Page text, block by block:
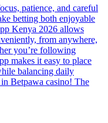
patience, and careful
betting both enjoyable
Kenya 2026 allows
from anywhere,
you’re following
makes it easy to place
balancing daily
Betpawa casino! The